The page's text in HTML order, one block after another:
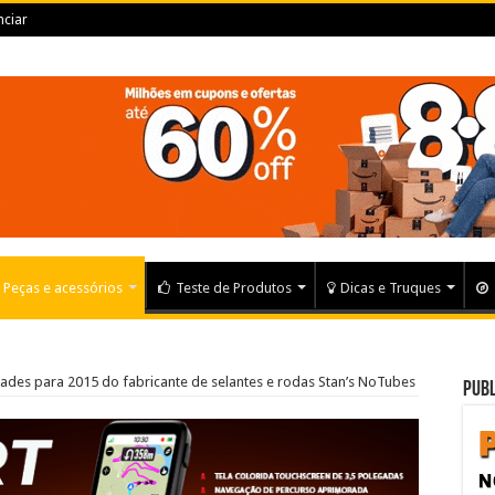
Peças e acessórios Teste de Produtos Dicas e Truques
para 2015 do fabricante de selantes e rodas Stan’s NoTubes